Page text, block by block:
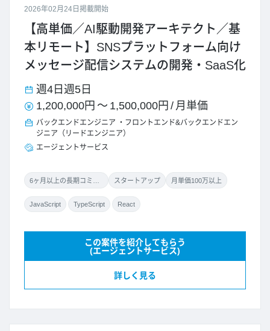
2026年02月24日掲載開始
【高単価／AI駆動開発アーキテクト／基
本リモート】SNSプラットフォーム向け
メッセージ配信システムの開発・SaaS化
週4日 週5日
1,200,000円 ～ 1,500,000円 / 月単価
バックエンドエンジニア
フロントエンド&バックエンドエン
ジニア（リードエンジニア）
エージェントサービス
スタートアップ 月単価100万以上
JavaScript TypeScript React
詳しく見る
この案件を紹介してもらう
(エージェントサービス)